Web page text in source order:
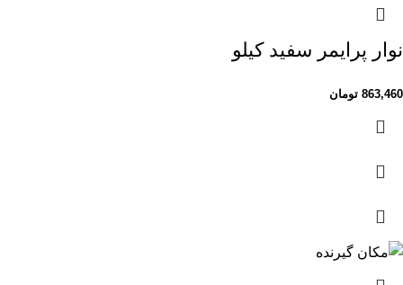
نوار پرایمر سفید کیلو
863,460 تومان